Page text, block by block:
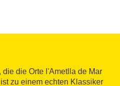
die Orte l'Ametlla de Mar
zu einem echten Klassiker